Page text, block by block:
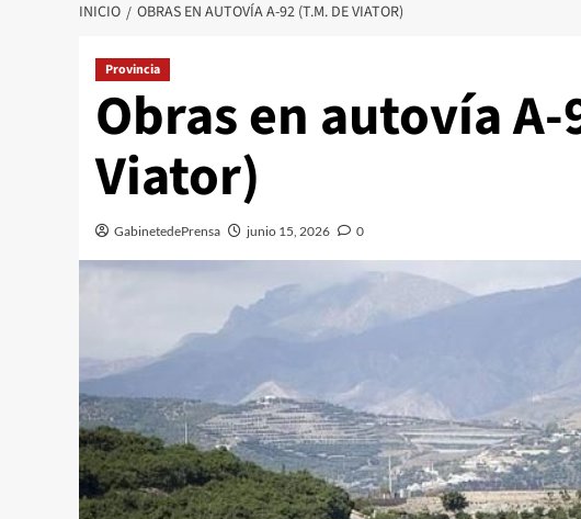
INICIO OBRAS EN AUTOVÍA A-92 (T.M. DE VIATOR)
Provincia
Obras en autovía A-
Viator)
GabinetedePrensa junio 15, 2026 0